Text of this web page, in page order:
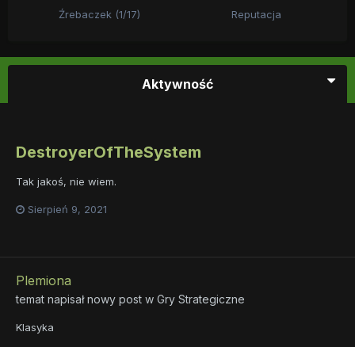
Źrebaczek (1/17) Reputacja
Aktywność
DestroyerOfTheSystem
Tak jakoś, nie wiem.
Sierpień 9, 2021
Plemiona
temat napisał nowy post w Gry Strategiczne
Klasyka